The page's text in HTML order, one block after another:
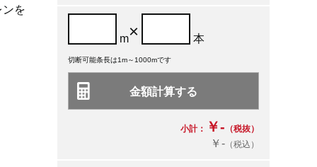
を
m× 本
切断可能条長は1m～1000mです
小計： ￥- （税抜）
￥-（税込）